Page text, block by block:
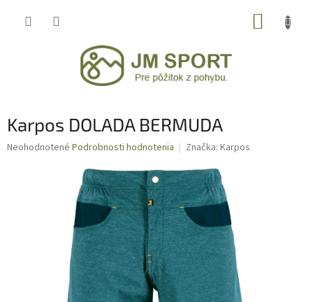
Karpos DOLADA BERMUDA
Priemerné
Neohodnotené Podrobnosti hodnotenia Značka: Karpos